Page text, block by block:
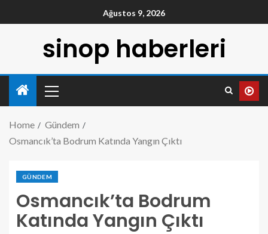
Ağustos 9, 2026
sinop haberleri
Home
Gündem
Osmancık’ta Bodrum Katında Yangın Çıktı
GÜNDEM
Osmancık’ta Bodrum
Katında Yangın Çıktı